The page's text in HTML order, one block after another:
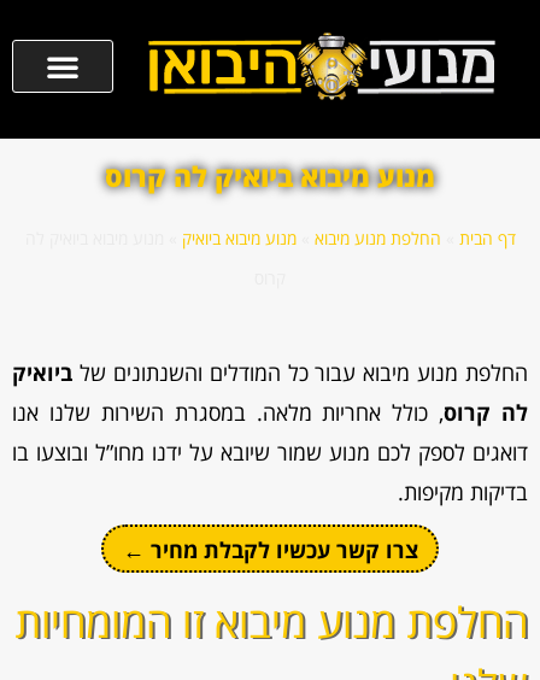
מנוע מיבוא ביואיק לה קרוס
דף הבית החלפת מנוע מיבוא »מנוע מיבוא ביואיק
החלפת מנוע מיבוא עבור כל המודלים והשנתונים של ביואיק
לה קרוס, כולל אחריות מלאה. במסגרת השירות שלנו אנו
דואגים לספק לכם מנוע שמור שיובא על ידנו מחו”ל ובוצעו בו
בדיקות מקיפות.
צרו קשר עכשיו לקבלת מחיר ←
החלפת מנוע מיבוא זו המומחיות